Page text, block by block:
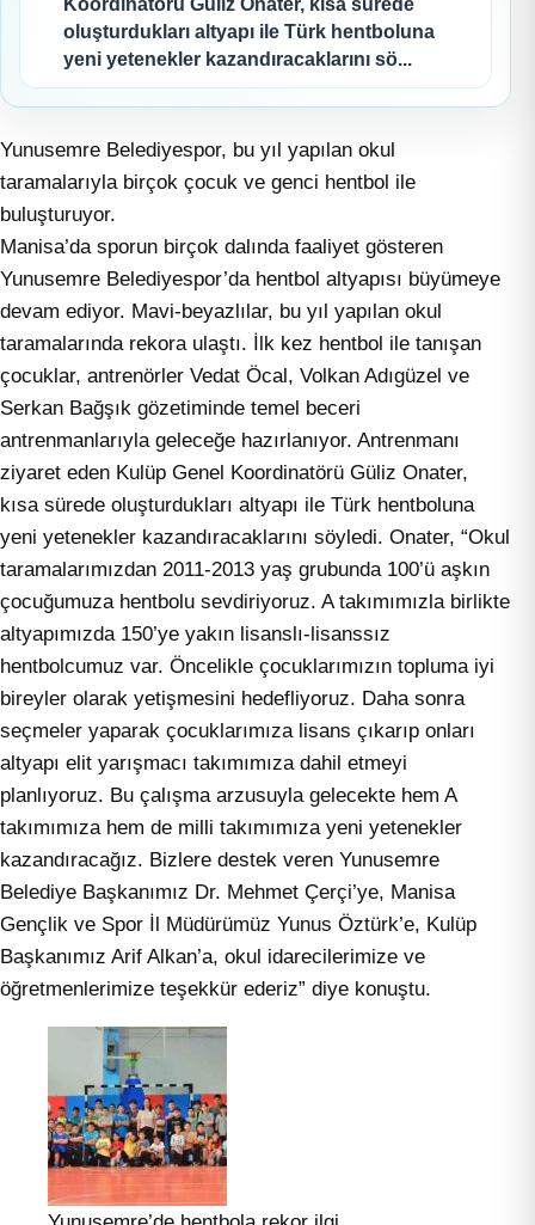
Koordinatörü Güliz Onater, kısa sürede
oluşturdukları altyapı ile Türk hentboluna
yeni yetenekler kazandıracaklarını sö...
Yunusemre Belediyespor, bu yıl yapılan okul
taramalarıyla birçok çocuk ve genci hentbol ile
buluşturuyor.
Manisa’da sporun birçok dalında faaliyet gösteren
Yunusemre Belediyespor’da hentbol altyapısı büyümeye
devam ediyor. Mavi-beyazlılar, bu yıl yapılan okul
taramalarında rekora ulaştı. İlk kez hentbol ile tanışan
çocuklar, antrenörler Vedat Öcal, Volkan Adıgüzel ve
Serkan Bağşık gözetiminde temel beceri
antrenmanlarıyla geleceğe hazırlanıyor. Antrenmanı
ziyaret eden Kulüp Genel Koordinatörü Güliz Onater,
kısa sürede oluşturdukları altyapı ile Türk hentboluna
yeni yetenekler kazandıracaklarını söyledi. Onater, “Okul
taramalarımızdan 2011-2013 yaş grubunda 100’ü aşkın
çocuğumuza hentbolu sevdiriyoruz. A takımımızla birlikte
altyapımızda 150’ye yakın lisanslı-lisanssız
hentbolcumuz var. Öncelikle çocuklarımızın topluma iyi
bireyler olarak yetişmesini hedefliyoruz. Daha sonra
seçmeler yaparak çocuklarımıza lisans çıkarıp onları
altyapı elit yarışmacı takımımıza dahil etmeyi
planlıyoruz. Bu çalışma arzusuyla gelecekte hem A
takımımıza hem de milli takımımıza yeni yetenekler
kazandıracağız. Bizlere destek veren Yunusemre
Belediye Başkanımız Dr. Mehmet Çerçi’ye, Manisa
Gençlik ve Spor İl Müdürümüz Yunus Öztürk’e, Kulüp
Başkanımız Arif Alkan’a, okul idarecilerimize ve
öğretmenlerimize teşekkür ederiz” diye konuştu.